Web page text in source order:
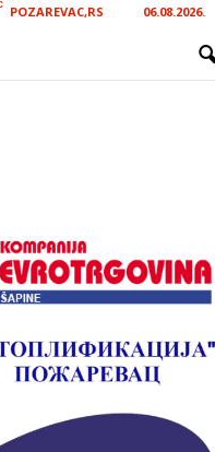
POZAREVAC,RS 06.08.2026.